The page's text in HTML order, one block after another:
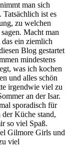
man sich
ist es
zu welchen
Macht man
ein ziemlich
Blog gestartet
mindestens
was ich kochen
und alles schön
irgendwie viel zu
an der Isar.
sporadisch für
Küche stand,
so viel Spaß.
Gilmore Girls und
viel